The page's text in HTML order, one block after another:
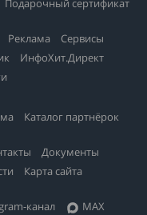
Подарочный сертификат
Реклама
Сервисы
ИнфоХит.Директ
Каталог партнёрок
Документы
Карта сайта
канал
MAX